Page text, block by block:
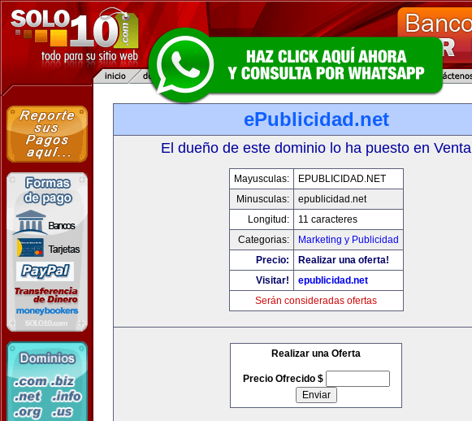
ePublicidad.net
El dueño de este dominio lo ha puesto en Venta
Mayusculas:
EPUBLICIDAD.NET
Minusculas:
epublicidad.net
Longitud:
11 caracteres
Categorias:
Marketing y Publicidad
Precio:
Realizar una oferta!
Visitar!
epublicidad.net
Serán consideradas ofertas
Realizar una Oferta
Precio Ofrecido $